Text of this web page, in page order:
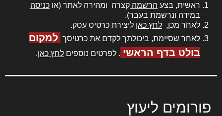
ראשית, בצע הרשמה קצרה ומהירה לאתר (או כניסה
במידה ונרשמת בעבר).
לאחר מכן, לחץ כאן ליצירת כרטיס עסק.
לאחר שסיימת, ביכולתך לקדם את כרטיסך למקום
בולט בדף הראשי . לפרטים נוספים לחץ כאן.
פורומים ליעוץ